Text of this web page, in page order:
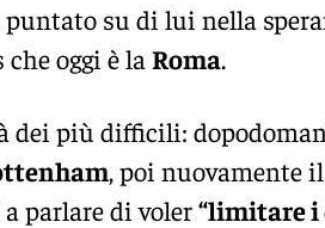
puntato su di lui nella
oggi è la Roma.
dei più difficili:
, poi nuovamente il
a parlare di voler“limitare i